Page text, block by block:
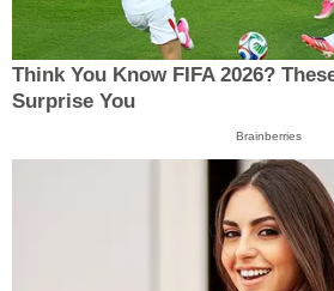
Think You Know FIFA 2026?
Surprise You
Brainberries